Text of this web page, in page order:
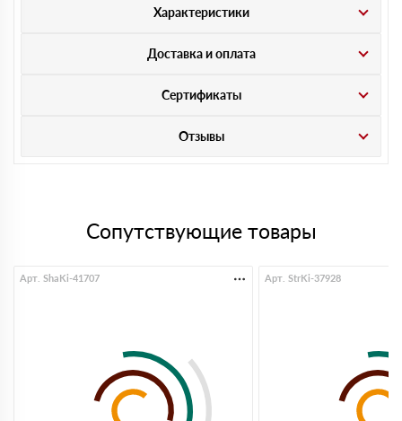
Характеристики
Доставка и оплата
Сертификаты
Отзывы
Сопутствующие товары
Арт. ShaKi-41707 Арт. StrKi-37928